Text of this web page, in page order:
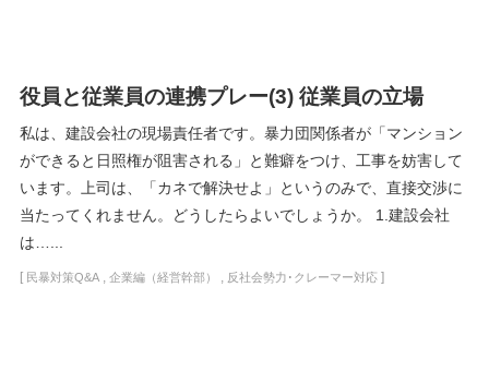
役員と従業員の連携プレー(3) 従業員の立場
私は、建設会社の現場責任者です。暴力団関係者が「マンション
ができると日照権が阻害される」と難癖をつけ、工事を妨害して
います。上司は、「カネで解決せよ」というのみで、直接交渉に
当たってくれません。どうしたらよいでしょうか。 1.建設会社
は…...
[ 民暴対策Q&A, 企業編（経営幹部） , 反社会勢力･クレーマー対応]